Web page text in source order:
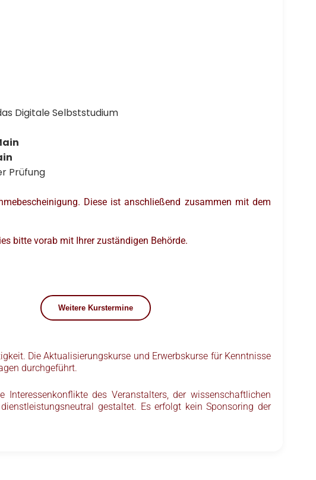
Digitale Selbststudium
Prüfung
Diese ist anschließend zusammen mit dem
bitte vorab mit Ihrer zuständigen Behörde.
Weitere Kurstermine
Die Aktualisierungskurse und Erwerbskurse für Kenntnisse
durchgeführt.
Interessenkonflikte des Veranstalters, der wissenschaftlichen
gestaltet. Es erfolgt kein Sponsoring der